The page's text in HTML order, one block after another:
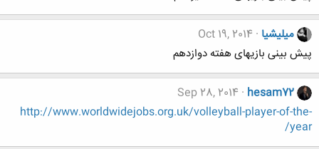
میلیشیا Oct 19, 2014
پیش بینی بازیهای هفته دوازدهم
hesam72
Sep 28, 2014
http://www.worldwidejobs.org.uk/volleyball-player-of-the-
year/